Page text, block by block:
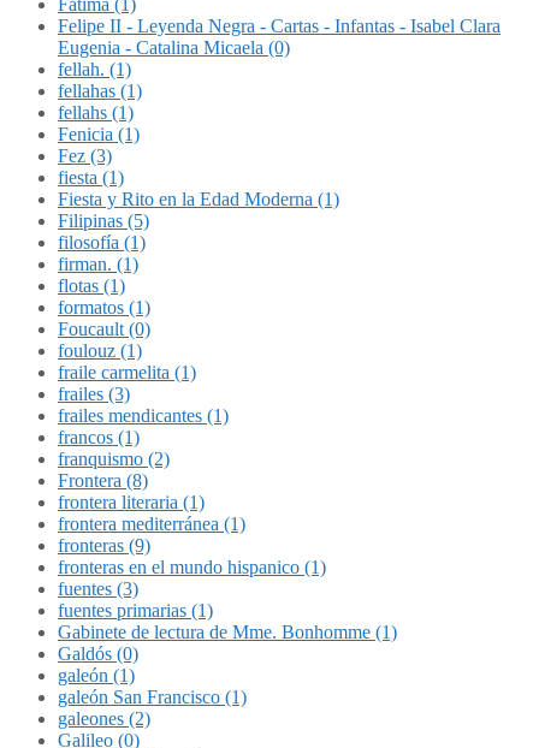
Fátima (1)
Felipe II - Leyenda Negra - Cartas - Infantas - Isabel Clara
Eugenia - Catalina Micaela (0)
fellah. (1)
fellahas (1)
fellahs (1)
Fenicia (1)
Fez (3)
fiesta (1)
Fiesta y Rito en la Edad Moderna (1)
Filipinas (5)
filosofía (1)
firman. (1)
flotas (1)
formatos (1)
Foucault (0)
foulouz (1)
fraile carmelita (1)
frailes (3)
frailes mendicantes (1)
francos (1)
franquismo (2)
Frontera (8)
frontera literaria (1)
frontera mediterránea (1)
fronteras (9)
fronteras en el mundo hispanico (1)
fuentes (3)
fuentes primarias (1)
Gabinete de lectura de Mme. Bonhomme (1)
Galdós (0)
galeón (1)
galeón San Francisco (1)
galeones (2)
Galileo (0)